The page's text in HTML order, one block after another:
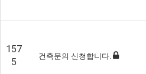
157
5
건축문의 신청합니다.